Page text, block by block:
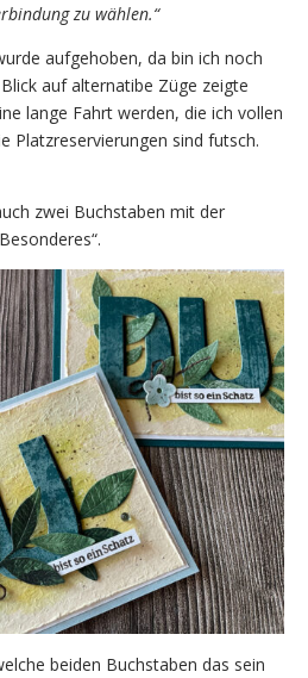
zu wählen.“
aufgehoben, da bin ich noch
auf alternatibe Züge zeigte
lange Fahrt werden, die ich vollen
Platzreservierungen sind futsch.
zwei Buchstaben mit der
beiden Buchstaben das sein